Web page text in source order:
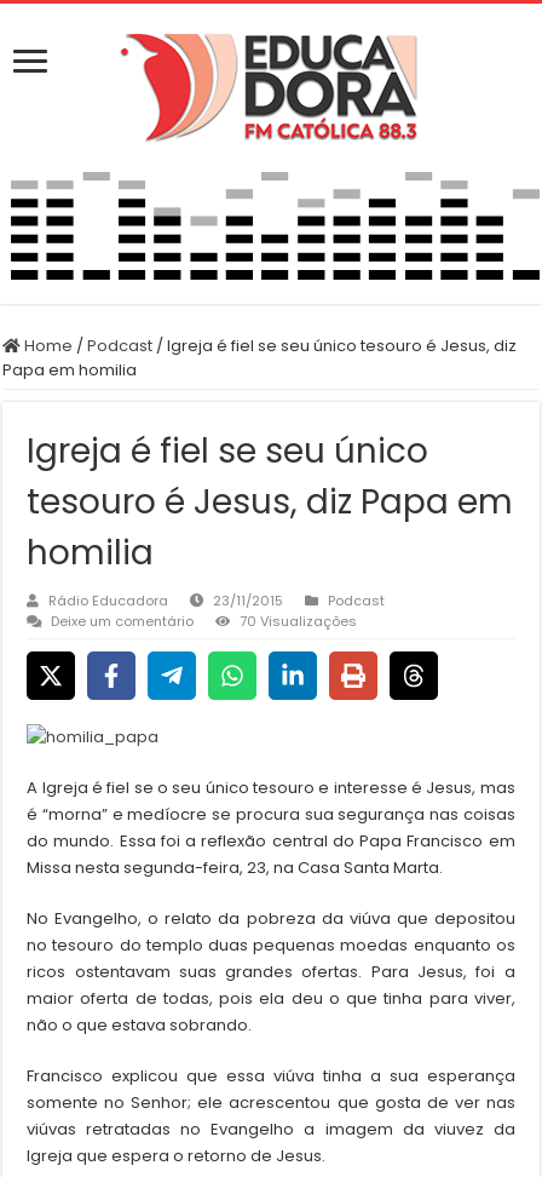
Home /Podcast /Igreja é fiel se seu único tesouro é Jesus, diz
Papa em homilia
Igreja é fiel se seu único
tesouro é Jesus, diz Papa em
homilia
Rádio Educadora 23/11/2015
Podcast
Deixe um comentário
70 Visualizações
A Igreja é fiel se o seu único tesouro e interesse é Jesus, mas
é “morna” e medíocre se procura sua segurança nas coisas
do mundo. Essa foi a reflexão central do Papa Francisco em
Missa nesta segunda-feira, 23, na Casa Santa Marta.
No Evangelho, o relato da pobreza da viúva que depositou
no tesouro do templo duas pequenas moedas enquanto os
ricos ostentavam suas grandes ofertas. Para Jesus, foi a
maior oferta de todas, pois ela deu o que tinha para viver,
não o que estava sobrando.
Francisco explicou que essa viúva tinha a sua esperança
somente no Senhor; ele acrescentou que gosta de ver nas
viúvas retratadas no Evangelho a imagem da viuvez da
Igreja que espera o retorno de Jesus.